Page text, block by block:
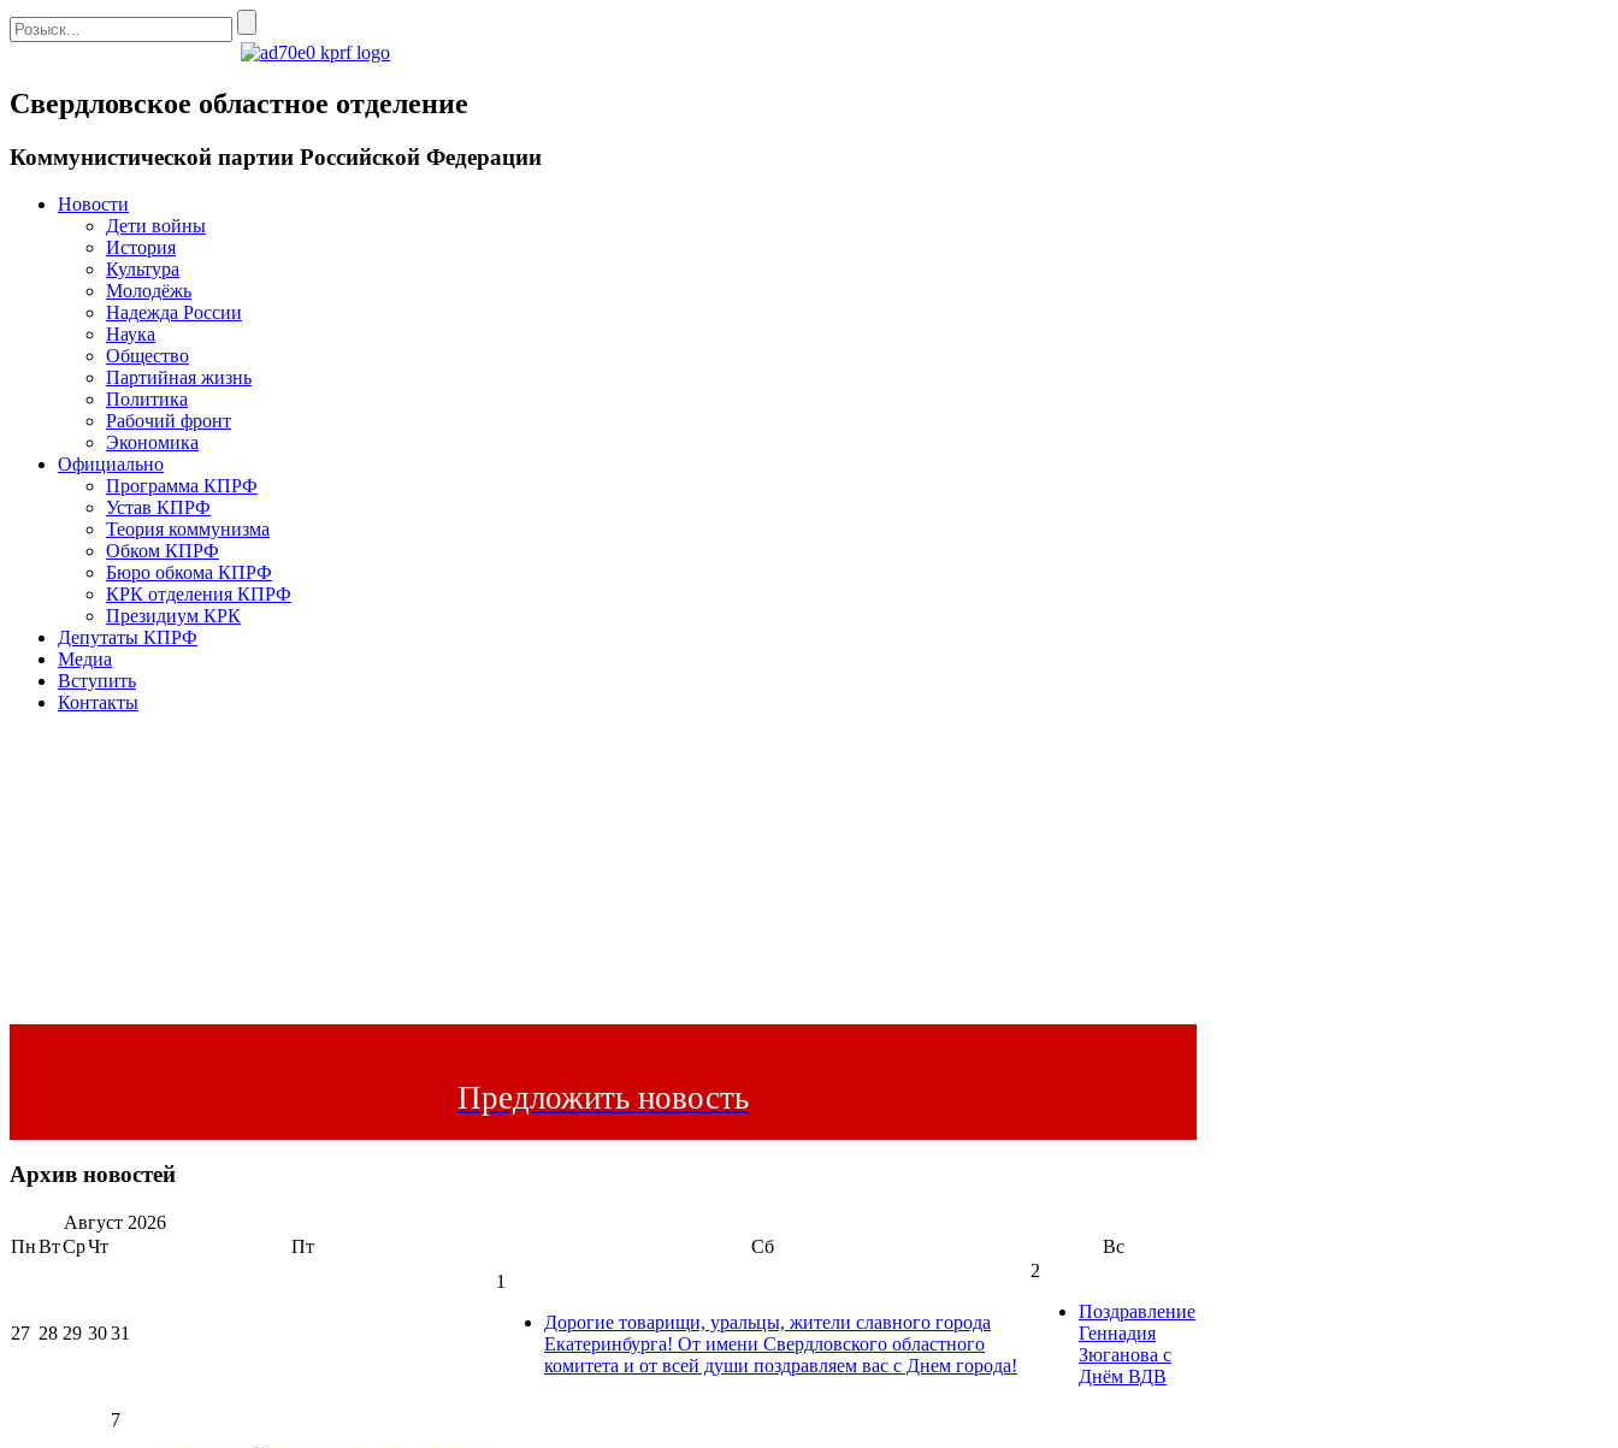
Свердловское областное отделение
Коммунистической партии Российской Федерации
Новости
Дети войны
История
Культура
Молодёжь
Надежда России
Наука
Общество
Партийная жизнь
Политика
Рабочий фронт
Экономика
Официально
Программа КПРФ
Устав КПРФ
Теория коммунизма
Обком КПРФ
Бюро обкома КПРФ
КРК отделения КПРФ
Президиум КРК
Депутаты КПРФ
Медиа
Вступить
Контакты
Предложить новость
Архив новостей
Август 2026
ПнВтСрЧт Пт Сб Вс
27 28 29 3031
1
Дорогие товарищи, уральцы, жители славного города
Екатеринбурга! От имени Свердловского областного
комитета и от всей души поздравляем вас с Днем города!
2
Поздравление
Геннадия
Зюганова с
Днём ВДВ
7